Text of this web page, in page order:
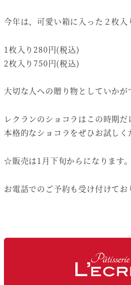
今年は、可愛い箱に入った２枚入
1枚入り280円(税込)
2枚入り750円(税込)
大切な人への贈り物としていかが
レクランのショコラはこの時期だ
本格的なショコラをぜひお試しく
☆販売は1月下旬からになります。
お電話でのご予約も受け付けてお